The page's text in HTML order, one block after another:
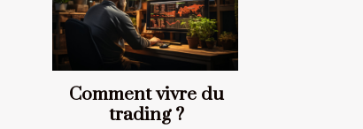
Comment vivre du
trading ?